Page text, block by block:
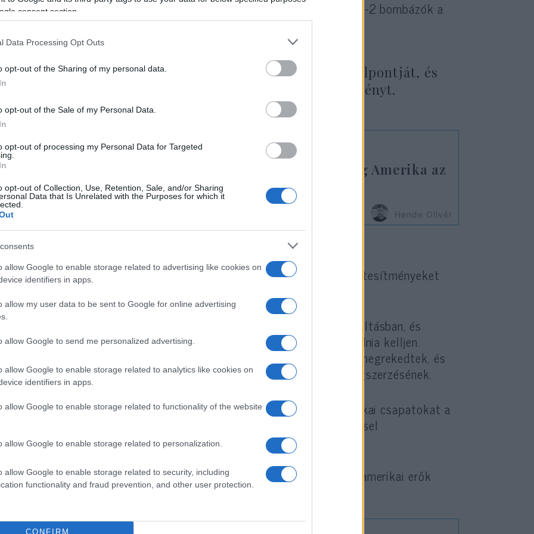
consent section.
Data Processing Opt Outs
opt-out of the Sharing of my personal data.
opt-out of the Sale of my Personal Data.
opt-out of processing my Personal Data for Targeted
opt-out of Collection, Use, Retention, Sale, and/or Sharing
Data that Is Unrelated with the Purposes for which it
allow Google to enable storage related to advertising like cookies on
identifiers in apps.
allow my user data to be sent to Google for online advertising
allow Google to send me personalized advertising.
allow Google to enable storage related to analytics like cookies on
identifiers in apps.
allow Google to enable storage related to functionality of the website
allow Google to enable storage related to personalization.
allow Google to enable storage related to security, including
functionality and fraud prevention, and other user protection.
CONFIRM
24 tomahawk rakétával kötötte le Irán figyelmét, miközben a B-2 bombázók a
és Natanz nukleáris létesítmények felé haladtak.
szerint az összes precíziós fegyver eltalálta a célpontját, és
úgy vélik, hogy a
megsemmisítette a két létesítményt.
Milyen fegyverekkel semmisítette meg Amerika az
iráni atomlétesítményeket?
Hende Olivér
Iránnak
tisztviselők szerint nem irániakat, hanem csak a nukleáris létesítményeket
hozzátette, hogy az Egyesült Államok nem érdekelt a rezsimváltásban, és
új nukleáris megállapodást kötött volna Iránnal, mint hogy támadnia kelljen.
azonban elmondta, hogy Trump úgy látta, hogy a tárgyalások megrekedtek, és
Köztársaság nem hajlandó véget vetni a nukleáris fegyver megszerzésének.
miniszter figyelmeztette Iránt, hogyne támadjameg az amerikai csapatokat a
Keleten, nehogy az ajatollahok még nagyobb amerikai válaszlépéssel
ha Irán nem támadja meg az amerikai csapatokat, akkor az amerikai erők
az Irán elleni beavatkozásukat.